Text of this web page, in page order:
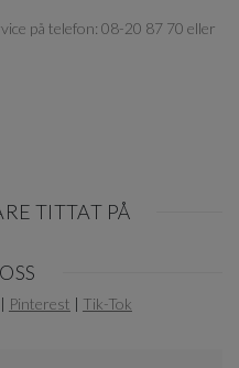
på telefon: 08-20 87 70 eller
TITTAT PÅ
| Pinterest | Tik-Tok